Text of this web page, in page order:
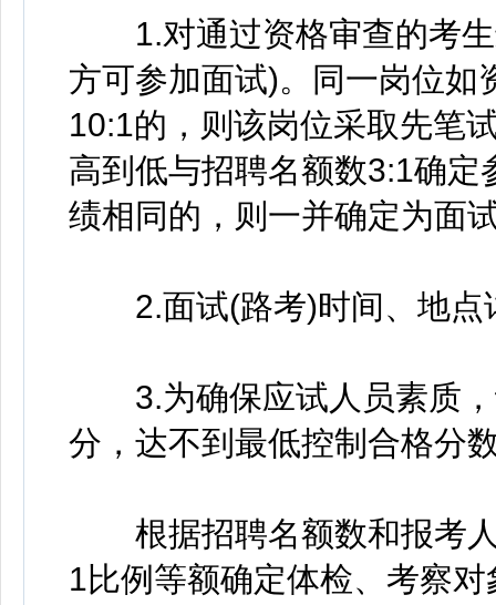
1.对通过资格审查的考生
方可参加面试)。同一岗位如
10:1的，则该岗位采取先笔
高到低与招聘名额数3:1确
绩相同的，则一并确定为面
2.面试(路考)时间、地点
3.为确保应试人员素质，
分，达不到最低控制合格分
根据招聘名额数和报考人
1比例等额确定体检、考察